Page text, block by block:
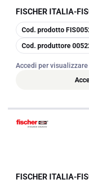
FISCHER ITALIA-
copia
Cod. prodotto
copia
Cod. produttore
Accedi per
FISCHER ITALIA-